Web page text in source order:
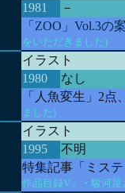
1981
－
「ZOO」Vol.3の
をいただきました)
イラスト
1980
なし
「人魚変生」2
ました)
イラスト
1995
不明
特集記事「ミス
作品目録V」・駿河